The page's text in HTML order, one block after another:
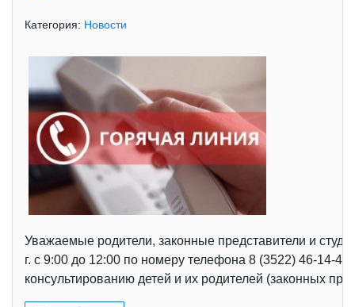
Категория: Новости
Уважаемые родители, законные представители и
г. с 9:00 до 12:00 по номеру телефона 8 (3522) 46-14-
консультированию детей и их родителей (законных